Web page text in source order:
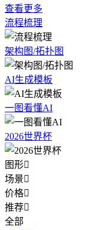
查看更多
流程梳理
架构图/拓扑图
AI生成模板
一图看懂AI
2026世界杯
图形
场景
价格
推荐
全部